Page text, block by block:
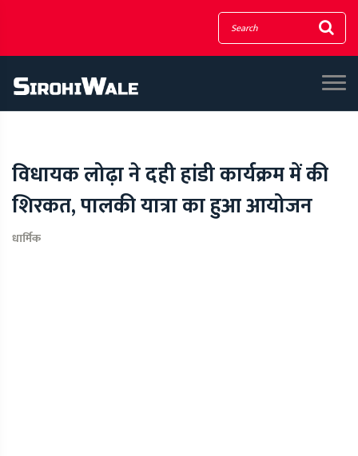
विधायक लोढ़ा ने दही हांडी कार्यक्रम में की
शिरकत, पालकी यात्रा का हुआ आयोजन
धार्मिक